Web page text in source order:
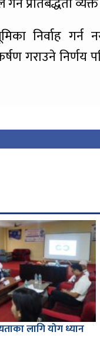
निर्वाह
गराउने
लागि योग ध्यान